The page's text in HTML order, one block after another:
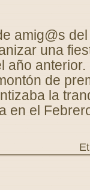
amig@s
una
año
de
la
en el